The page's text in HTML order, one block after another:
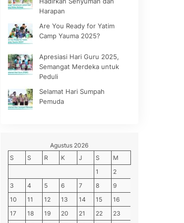
Harapan
Are You Ready for Yatim
Camp Yauma 2025?
Apresiasi Hari Guru 2025,
Semangat Merdeka untuk
Peduli
Selamat Hari Sumpah
Pemuda
Agustus 2026
S
S R K J S
M
1
2
3
4 5 6 7 8
9
10
11 12 13 14 15
16
17
18 19 20 21 22
23